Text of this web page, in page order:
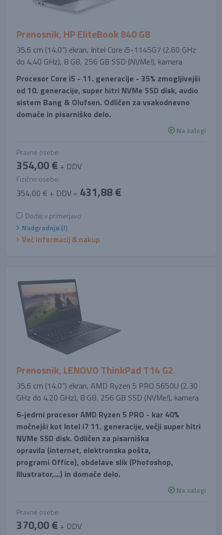
Prenosnik, HP EliteBook 840 G8
35.6 cm (14.0'') ekran, Intel Core i5-1145G7 (2.60 GHz
do 4.40 GHz), 8 GB, 256 GB SSD (NVMe!), kamera
Procesor Core i5 - 11. generacije - 35% zmogljivejši
od 10. generacije, super hitri NVMe SSD disk, avdio
sistem Bang & Olufsen. Odličen za vsakodnevno
domače in pisarniško delo.
Na zalogi
Pravne osebe:
354,00 € + DDV
Fizične osebe:
354,00 € + DDV = 431,88 €
Dodaj v primerjavo
Nadgradnja (!)
Več informacij & nakup
Prenosnik, LENOVO ThinkPad T14 G2
35.6 cm (14.0'') ekran, AMD Ryzen 5 PRO 5650U (2.30
GHz do 4.20 GHz), 8 GB, 256 GB SSD (NVMe!), kamera
6-jedrni procesor AMD Ryzen 5 PRO - kar 40%
močnejši kot Intel i7 11. generacije, večji super hitri
NVMe SSD disk. Odličen za pisarniška
opravila (internet, elektronska pošta,
programi Office), obdelave slik (Photoshop,
Illustrator,...) in domače delo.
Na zalogi
Pravne osebe:
370,00 € + DDV